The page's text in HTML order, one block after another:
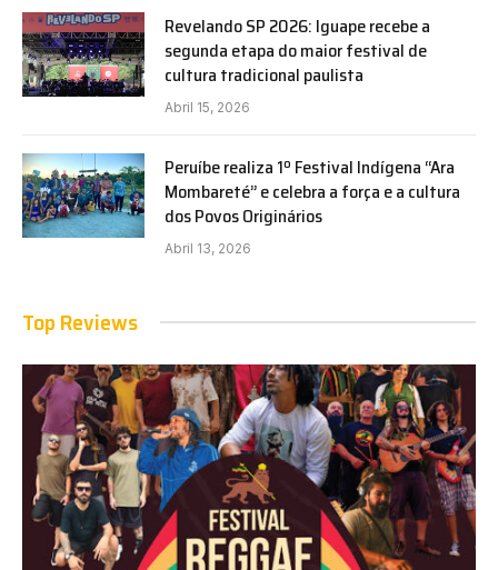
Revelando SP 2026: Iguape recebe a
segunda etapa do maior festival de
cultura tradicional paulista
Abril 15, 2026
Peruíbe realiza 1º Festival Indígena “Ara
Mombareté” e celebra a força e a cultura
dos Povos Originários
Abril 13, 2026
Top Reviews